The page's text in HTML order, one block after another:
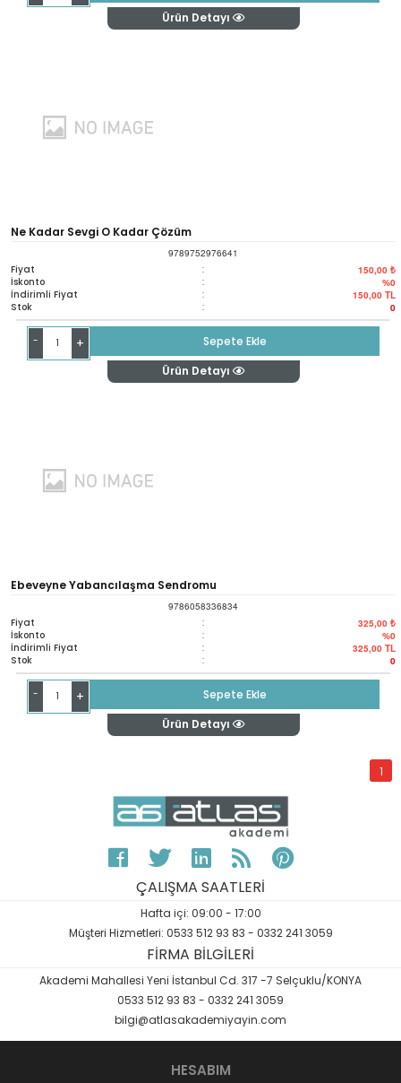
Ürün Detayı
Ne Kadar Sevgi O Kadar Çözüm
9789752976641
Fiyat : 150,00 ₺
İskonto : %0
İndirimli Fiyat : 150,00 TL
Stok : 0
- +
Sepete Ekle
Ürün Detayı
Ebeveyne Yabancılaşma Sendromu
9786058336834
Fiyat : 325,00 ₺
İskonto : %0
İndirimli Fiyat : 325,00 TL
Stok : 0
- +
Sepete Ekle
Ürün Detayı
1
ÇALIŞMA SAATLERİ
Hafta içi: 09:00 - 17:00
Müşteri Hizmetleri: 0533 512 93 83 - 0332 241 3059
FİRMA BİLGİLERİ
Akademi Mahallesi Yeni İstanbul Cd. 317 -7 Selçuklu/KONYA
0533 512 93 83 - 0332 241 3059
bilgi@atlasakademiyayin.com
HESABIM